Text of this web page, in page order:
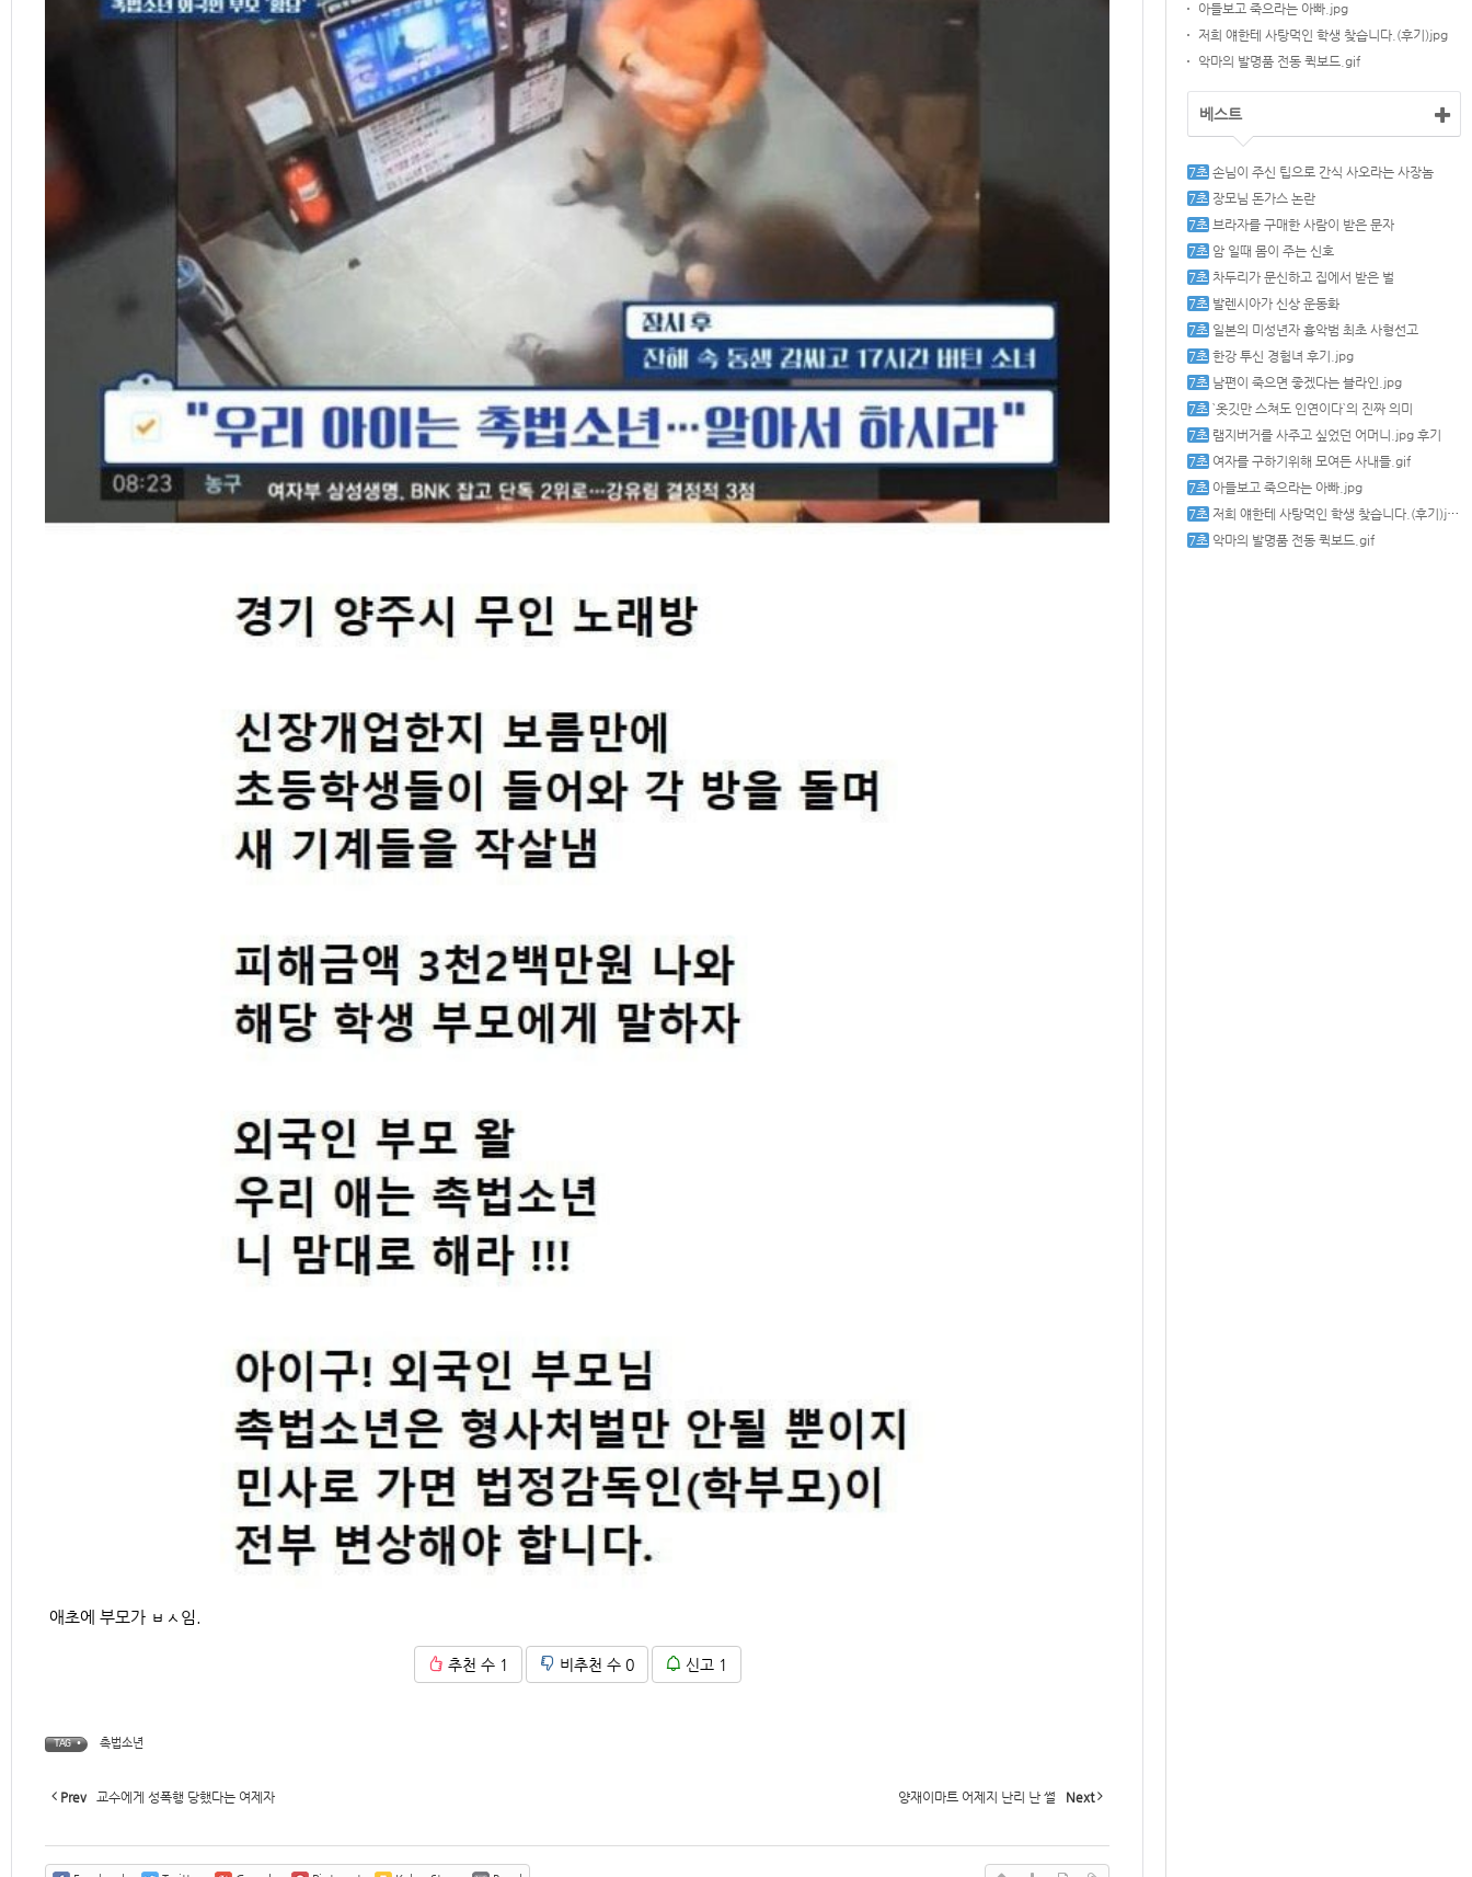
아들보고 죽으라는 아빠.jpg
저희 얘한테 사탕먹인 학생 찾습니다.(후기)jpg
악마의 발명품 전동 퀵보드.gif
베스트
손님이 주신 팁으로 간식 사오라는 사장놈
장모님 돈가스 논란
브라자를 구매한 사람이 받은 문자
암 일때 몸이 주는 신호
차두리가 문신하고 집에서 받은 벌
발렌시아가 신상 운동화
일본의 미성년자 흉악범 최초 사형선고
한강 투신 경험녀 후기.jpg
남편이 죽으면 좋겠다는 블라인.jpg
`옷깃만 스쳐도 인연이다`의 진짜 의미
램지버거를 사주고 싶었던 어머니.jpg 후기
여자를 구하기위해 모여든 사내들.gif
아들보고 죽으라는 아빠.jpg
저희 얘한테 사탕먹인 학생 찾습니다.(후기)jpg
악마의 발명품 전동 퀵보드.gif
애초에 부모가 ㅂㅅ임.
추천 수 1 비추천 수 0 신고 1
TAG • 촉법소년
Prev 교수에게 성폭행 당했다는 여제자 양재이마트 어제지 난리 난 썰 Next